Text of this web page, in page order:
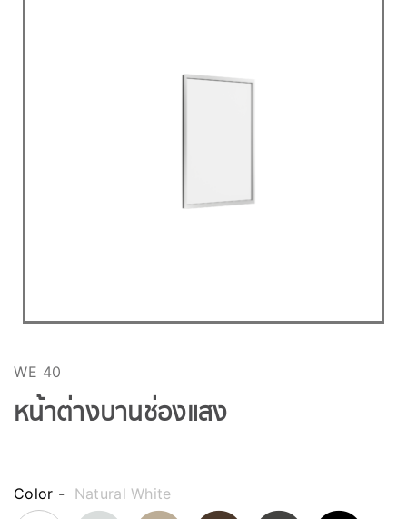
WE 40
หน้าต่างบานช่องแสง
Color - Natural White